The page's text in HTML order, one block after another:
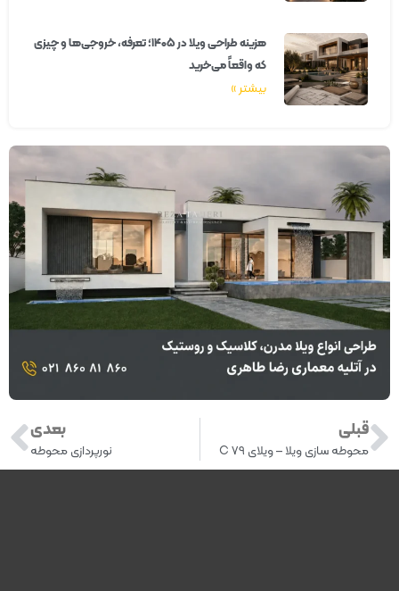
هزینه طراحی ویلا در ۱۴۰۵؛ تعرفه، خروجی‌ها و چیزی
که واقعاً می‌خرید
بیشتر »
قبلی
محوطه سازی ویلا – ویلای C 79
بعدی
نورپردازی محوطه